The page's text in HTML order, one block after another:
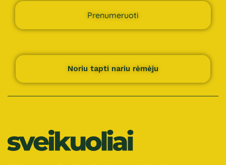
Prenumeruoti
Noriu tapti nariu rėmėju